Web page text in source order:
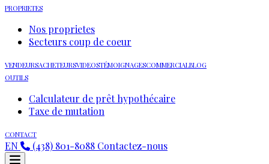
PROPRIETES
Nos proprietes
Secteurs coup de coeur
VENDEURSACHETEURSVIDEOSTÉMOIGNAGESCOMMERCIALBLOG
OUTILS
Calculateur de prêt hypothécaire
Taxe de mutation
CONTACT
EN (438) 801-8088 Contactez-nous